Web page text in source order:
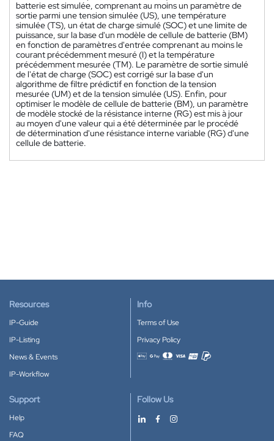
batterie est simulée, comprenant au moins un paramètre de
sortie parmi une tension simulée (US), une température
simulée (TS), un état de charge simulé (SOC) et une limite de
puissance, sur la base d'un modèle de cellule de batterie (BM)
en fonction de paramètres d'entrée comprenant au moins le
courant précédemment mesuré (I) et la température
précédemment mesurée (TM). Le paramètre de sortie simulé
de l'état de charge (SOC) est corrigé sur la base d'un
algorithme de filtre prédictif en fonction de la tension
mesurée (UM) et de la tension simulée (US). Enfin, pour
optimiser le modèle de cellule de batterie (BM), un paramètre
de modèle stocké de la résistance interne (RG) est mis à jour
au moyen d'une valeur qui a été déterminée par le procédé
de détermination d'une résistance interne variable (RG) d'une
cellule de batterie.
Resources
IP-Guide
IP-Listing
News & Events
IP-Workflow
Info
Terms of Use
Privacy Policy
Accepted payment methods
Support
Help
FAQ
Follow Us